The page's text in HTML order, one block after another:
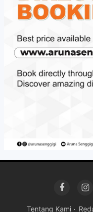
Tentang Kami